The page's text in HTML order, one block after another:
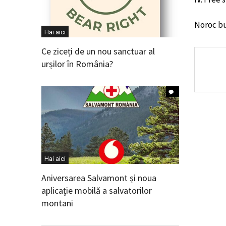
Noroc
Hai aici
Ce ziceți de un nou sanctuar al
urșilor în România?
Hai aici
Aniversarea Salvamont și noua
aplicație mobilă a salvatorilor
montani